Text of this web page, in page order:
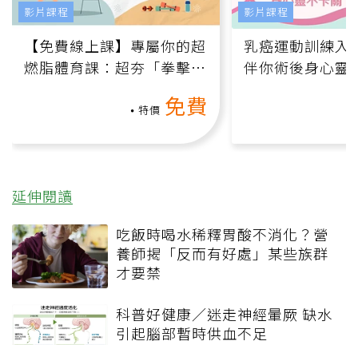
【免費線上課】專屬你的超
燃脂體育課：超夯「拳擊有
特價 免費
影片課程
乳癌運動訓練入
伴你術後身心靈
影片課程
延伸閱讀
吃飯時喝水稀釋胃酸不消化？營
養師揭「反而有好處」某些族群
才要禁
科普好健康／迷走神經暈厥 缺水
引起腦部暫時供血不足